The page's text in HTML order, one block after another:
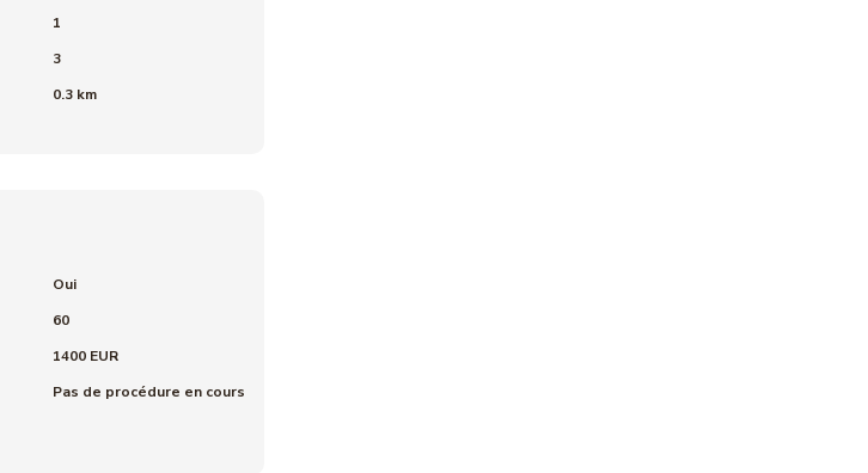
1
3
0.3 km
Oui
60
1400 EUR
Pas de procédure en cours